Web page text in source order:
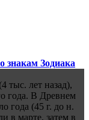
знакам Зодиака
тыс. лет назад),
года. В Древнем
года (45 г. до н.
в марте, затем в